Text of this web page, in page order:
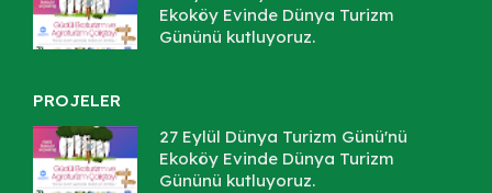
Ekoköy Evinde Dünya Turizm
Gününü kutluyoruz.
PROJELER
27 Eylül Dünya Turizm Günü'nü
Ekoköy Evinde Dünya Turizm
Gününü kutluyoruz.